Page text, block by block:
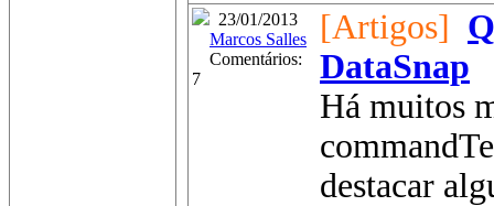
23/01/2013
Marcos Salles
Comentários:
7
[Artigos]
DataSnap
Há muitos
destacar